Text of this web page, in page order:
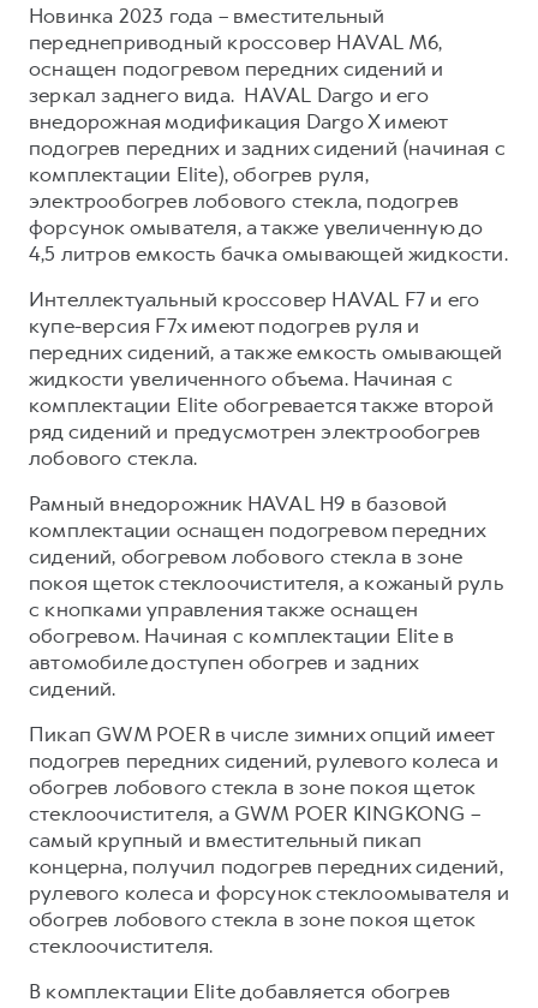
Новинка 2023 года – вместительный
переднеприводный кроссовер HAVAL M6,
оснащен подогревом передних сидений и
зеркал заднего вида. HAVAL Dargo и его
внедорожная модификация Dargo X имеют
подогрев передних и задних сидений (начиная с
комплектации Elite), обогрев руля,
электрообогрев лобового стекла, подогрев
форсунок омывателя, а также увеличенную до
4,5 литров емкость бачка омывающей жидкости.
Интеллектуальный кроссовер HAVAL F7 и его
купе-версия F7x имеют подогрев руля и
передних сидений, а также емкость омывающей
жидкости увеличенного объема. Начиная с
комплектации Elite обогревается также второй
ряд сидений и предусмотрен электрообогрев
лобового стекла.
Рамный внедорожник HAVAL H9 в базовой
комплектации оснащен подогревом передних
сидений, обогревом лобового стекла в зоне
покоя щеток стеклоочистителя, а кожаный руль
с кнопками управления также оснащен
обогревом. Начиная с комплектации Elite в
автомобиле доступен обогрев и задних
сидений.
Пикап GWM POER в числе зимних опций имеет
подогрев передних сидений, рулевого колеса и
обогрев лобового стекла в зоне покоя щеток
стеклоочистителя, а GWM POER KINGKONG –
самый крупный и вместительный пикап
концерна, получил подогрев передних сидений,
рулевого колеса и форсунок стеклоомывателя и
обогрев лобового стекла в зоне покоя щеток
стеклоочистителя.
В комплектации Elite добавляется обогрев